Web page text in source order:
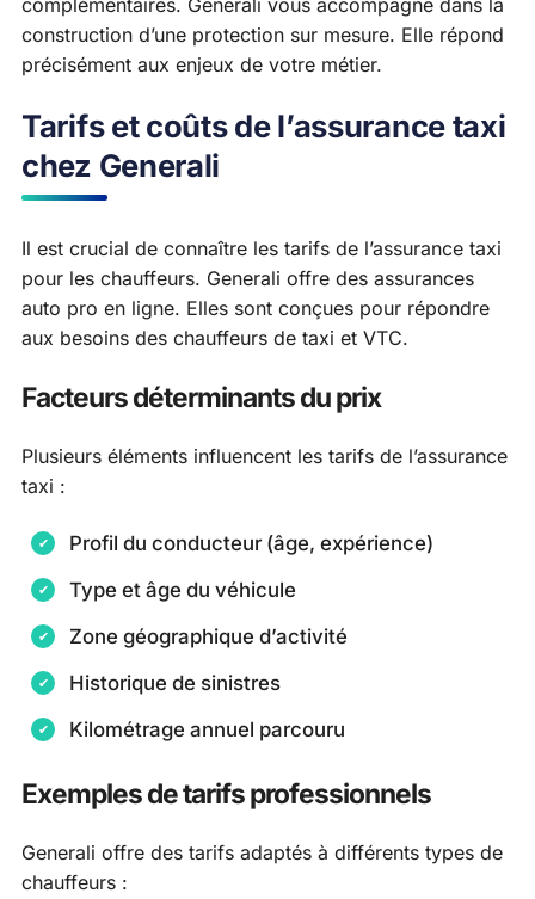
complémentaires. Generali vous accompagne dans la
construction d’une protection sur mesure. Elle répond
précisément aux enjeux de votre métier.
Tarifs et coûts de l’assurance taxi
chez Generali
Il est crucial de connaître les tarifs de l’assurance taxi
pour les chauffeurs. Generali offre des assurances
auto pro en ligne. Elles sont conçues pour répondre
aux besoins des chauffeurs de taxi et VTC.
Facteurs déterminants du prix
Plusieurs éléments influencent les tarifs de l’assurance
taxi :
Profil du conducteur (âge, expérience)
Type et âge du véhicule
Zone géographique d’activité
Historique de sinistres
Kilométrage annuel parcouru
Exemples de tarifs professionnels
Generali offre des tarifs adaptés à différents types de
chauffeurs :